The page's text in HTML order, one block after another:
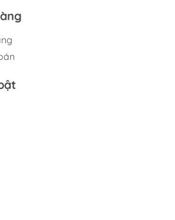
một sự khởi đầu mới, trong một năm
tin hơn